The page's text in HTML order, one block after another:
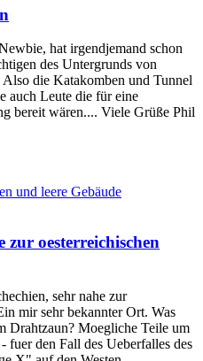
hat irgendjemand schon
des Untergrunds von
die Katakomben und Tunnel
auch Leute die für eine
bereit wären.... Viele Grüße Phil
und leere Gebäude
zur oesterreichischen
sehr nahe zur
mir sehr bekannter Ort. Was
Drahtzaun? Moegliche Teile um
fuer den Fall des Ueberfalles des